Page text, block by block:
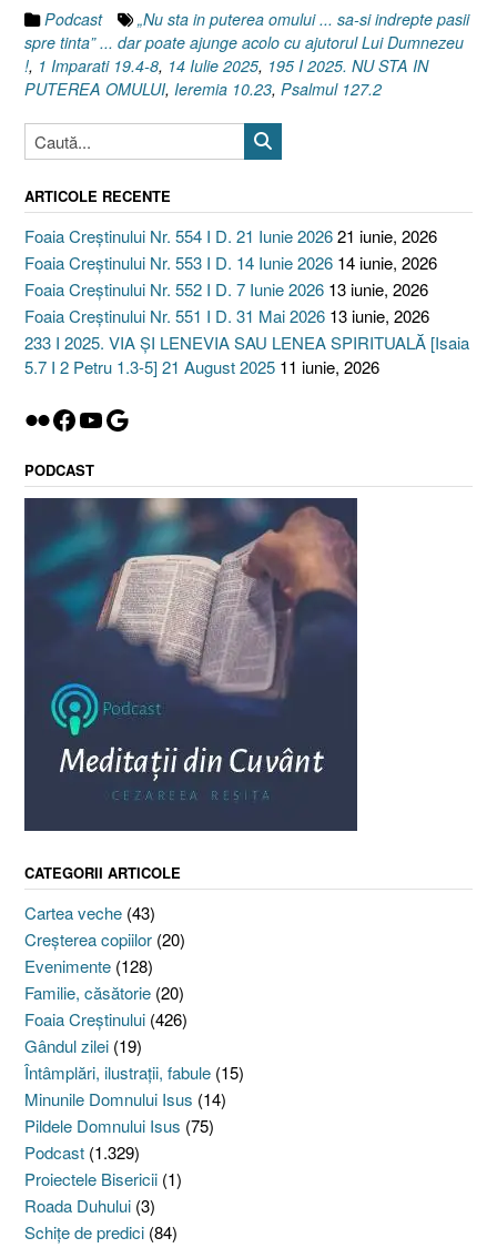
Iulie
2025”
Podcast
„Nu sta in puterea omului ... sa-si indrepte pasii
spre tinta” ... dar poate ajunge acolo cu ajutorul Lui Dumnezeu
!, 1 Imparati 19.4-8, 14 Iulie 2025, 195 I 2025. NU STA IN
PUTEREA OMULUI, Ieremia 10.23, Psalmul 127.2
ARTICOLE RECENTE
Foaia Creștinului Nr. 554 I D. 21 Iunie 202621 iunie, 2026
Foaia Creștinului Nr. 553 I D. 14 Iunie 2026 14 iunie, 2026
Foaia Creștinului Nr. 552 I D. 7 Iunie 2026 13 iunie, 2026
Foaia Creștinului Nr. 551 I D. 31 Mai 2026 13 iunie, 2026
233 I 2025. VIA ȘI LENEVIA SAU LENEA SPIRITUALĂ [Isaia
5.7 I 2 Petru 1.3-5] 21 August 2025 11 iunie, 2026
Flickr
Facebook
YouTube
Google
PODCAST
CATEGORII ARTICOLE
Cartea veche (43)
Creşterea copiilor (20)
Evenimente (128)
Familie, căsătorie (20)
Foaia Creştinului (426)
Gândul zilei (19)
Întâmplări, ilustraţii, fabule (15)
Minunile Domnului Isus (14)
Pildele Domnului Isus (75)
Podcast (1.329)
Proiectele Bisericii (1)
Roada Duhului (3)
Schiţe de predici (84)